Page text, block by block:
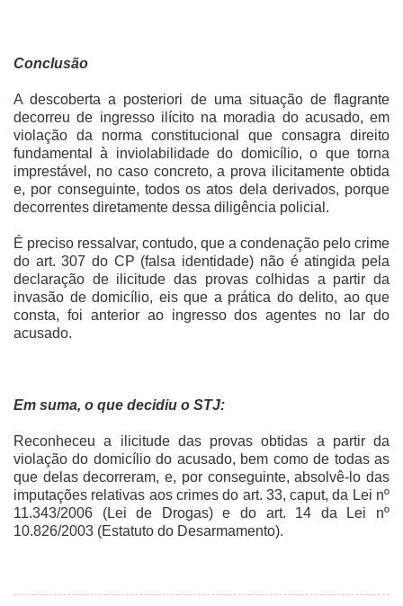
Conclusão
A descoberta a posteriori de uma situação de flagrante
decorreu de ingresso ilícito na moradia do acusado, em
violação da norma constitucional que consagra direito
fundamental à inviolabilidade do domicílio, o que torna
imprestável, no caso concreto, a prova ilicitamente obtida
e, por conseguinte, todos os atos dela derivados, porque
decorrentes diretamente dessa diligência policial.
É preciso ressalvar, contudo, que a condenação pelo crime
do art. 307 do CP (falsa identidade) não é atingida pela
declaração de ilicitude das provas colhidas a partir da
invasão de domicílio, eis que a prática do delito, ao que
consta, foi anterior ao ingresso dos agentes no lar do
acusado.
Em suma, o que decidiu o STJ:
Reconheceu a ilicitude das provas obtidas a partir da
violação do domicílio do acusado, bem como de todas as
que delas decorreram, e, por conseguinte, absolvê-lo das
imputações relativas aos crimes do art. 33, caput, da Lei nº
11.343/2006 (Lei de Drogas) e do art. 14 da Lei nº
10.826/2003 (Estatuto do Desarmamento).